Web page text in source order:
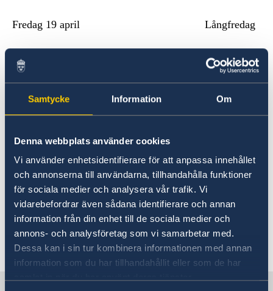
Samtycke Information Om
Denna webbplats använder cookies
Vi använder enhetsidentifierare för att anpassa innehållet
och annonserna till användarna, tillhandahålla funktioner
för sociala medier och analysera vår trafik. Vi
vidarebefordrar även sådana identifierare och annan
information från din enhet till de sociala medier och
annons- och analysföretag som vi samarbetar med.
Dessa kan i sin tur kombinera informationen med annan
information som du har tillhandahållit eller som de har
Fredag 19 april Långfredag
Tisdag-onsdag 30 april-1 maj
Vietnams
återföreningsdag och
nationaldag
Tisdag-torsdag 24-26 december Jul
Tisdag 31 december Nyårsafton
Senast uppdaterad 10 jan. 2019, 13.19